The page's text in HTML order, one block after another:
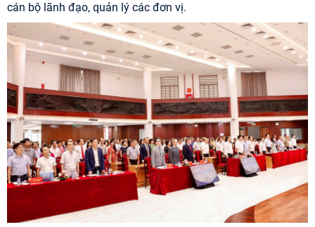
cán bộ lãnh đạo, quản lý các đơn vị.